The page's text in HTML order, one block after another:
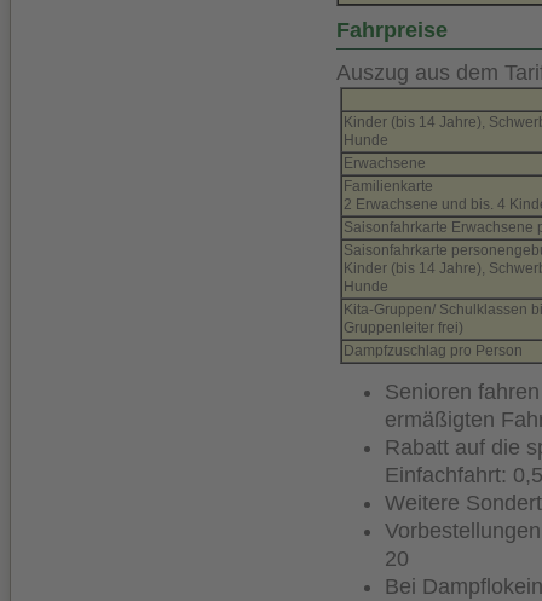
Fahrpreise
Auszug aus dem
Kinder (bis 14 Jahre),
Hunde
Erwachsene
Familienkarte
2 Erwachsene und bis. 4
Saisonfahrkarte Erwachsene
Saisonfahrkarte
Kinder (bis 14 Jahre),
Hunde
Kita-Gruppen/ Schulklassen
Gruppenleiter frei)
Dampfzuschlag pro Person
Senioren
ermäßigten
Rabatt auf die
Einfachfahrt:
Weitere
20
Bei